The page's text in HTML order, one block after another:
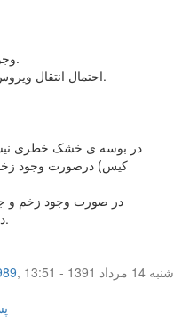
1. در بزاق هم ویروس HIV وجود داره.
2. احتمال انتقال ویروس از زن به مرد به مراتب کمتره.
کیس) درصورت وجود
دوستتون، ریسک افزایش پیدا میکنه.
,
شنبه 14 مرداد 1391 - 13:51